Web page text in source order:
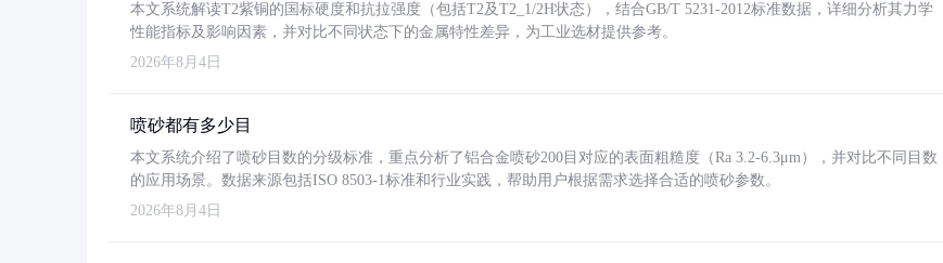
本文系统解读T2紫铜的国标硬度和抗拉强度（包括T2及T2_1/2H状态），结合GB/T 5231-2012标准数据，详细分析其力学
性能指标及影响因素，并对比不同状态下的金属特性差异，为工业选材提供参考。
2026年8月4日
喷砂都有多少目
本文系统介绍了喷砂目数的分级标准，重点分析了铝合金喷砂200目对应的表面粗糙度（Ra 3.2-6.3μm），并对比不同目数
的应用场景。数据来源包括ISO 8503-1标准和行业实践，帮助用户根据需求选择合适的喷砂参数。
2026年8月4日